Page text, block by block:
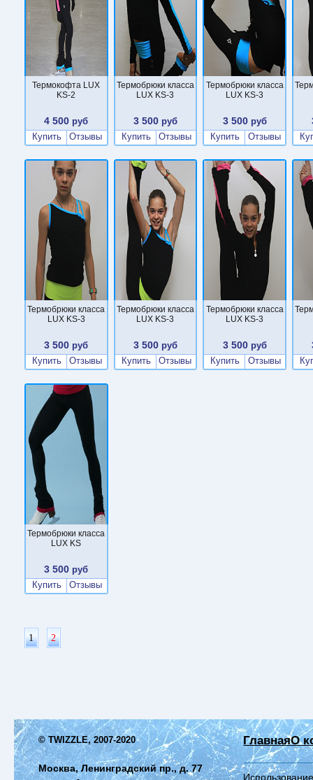
Термокофта LUX
KS-2
4 500 руб
Купить
Отзывы
Термобрюки класса
LUX KS-3
3 500 руб
Купить
Отзывы
Термобрюки класса
LUX KS-3
3 500руб
Купить
Отзывы
Термобрюки класса
LUX KS-3
3 500 руб
Купить
Отзывы
Термобрюки класса
LUX KS-3
3 500 руб
Купить
Отзывы
Термобрюки класса
LUX KS-3
3 500руб
Купить
Отзывы
Термобрюки класса
LUX KS
3 500 руб
Купить
Отзывы
1 2
© TWIZZLE, 2007-2020
Москва, Ленинградский пр., д. 77
ГлавнаяО